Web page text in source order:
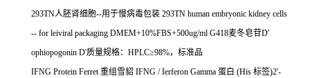
293TN人胚肾细胞--用于慢病毒包装 293TN human embryonic kidney cells
-- for leiviral packaging DMEM+10%FBS+500ug/ml G418麦冬皂苷D'
ophiopogonin D'质量规格： HPLC≥98%，标准品
IFNG Protein Ferret重组雪貂 IFNG / Ierferon Gamma 蛋白 (His 标签)2'-